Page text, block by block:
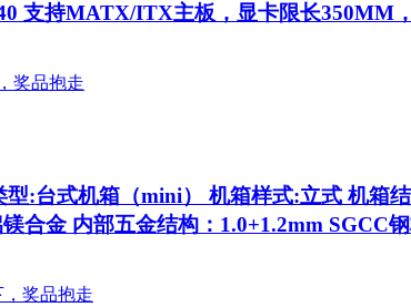
支持MATX/ITX主板，显卡限长350MM
奖品抱走
型:台式机箱（mini） 机箱样式:立式 机箱
合金 内部五金结构：1.0+1.2mm SGCC
，奖品抱走